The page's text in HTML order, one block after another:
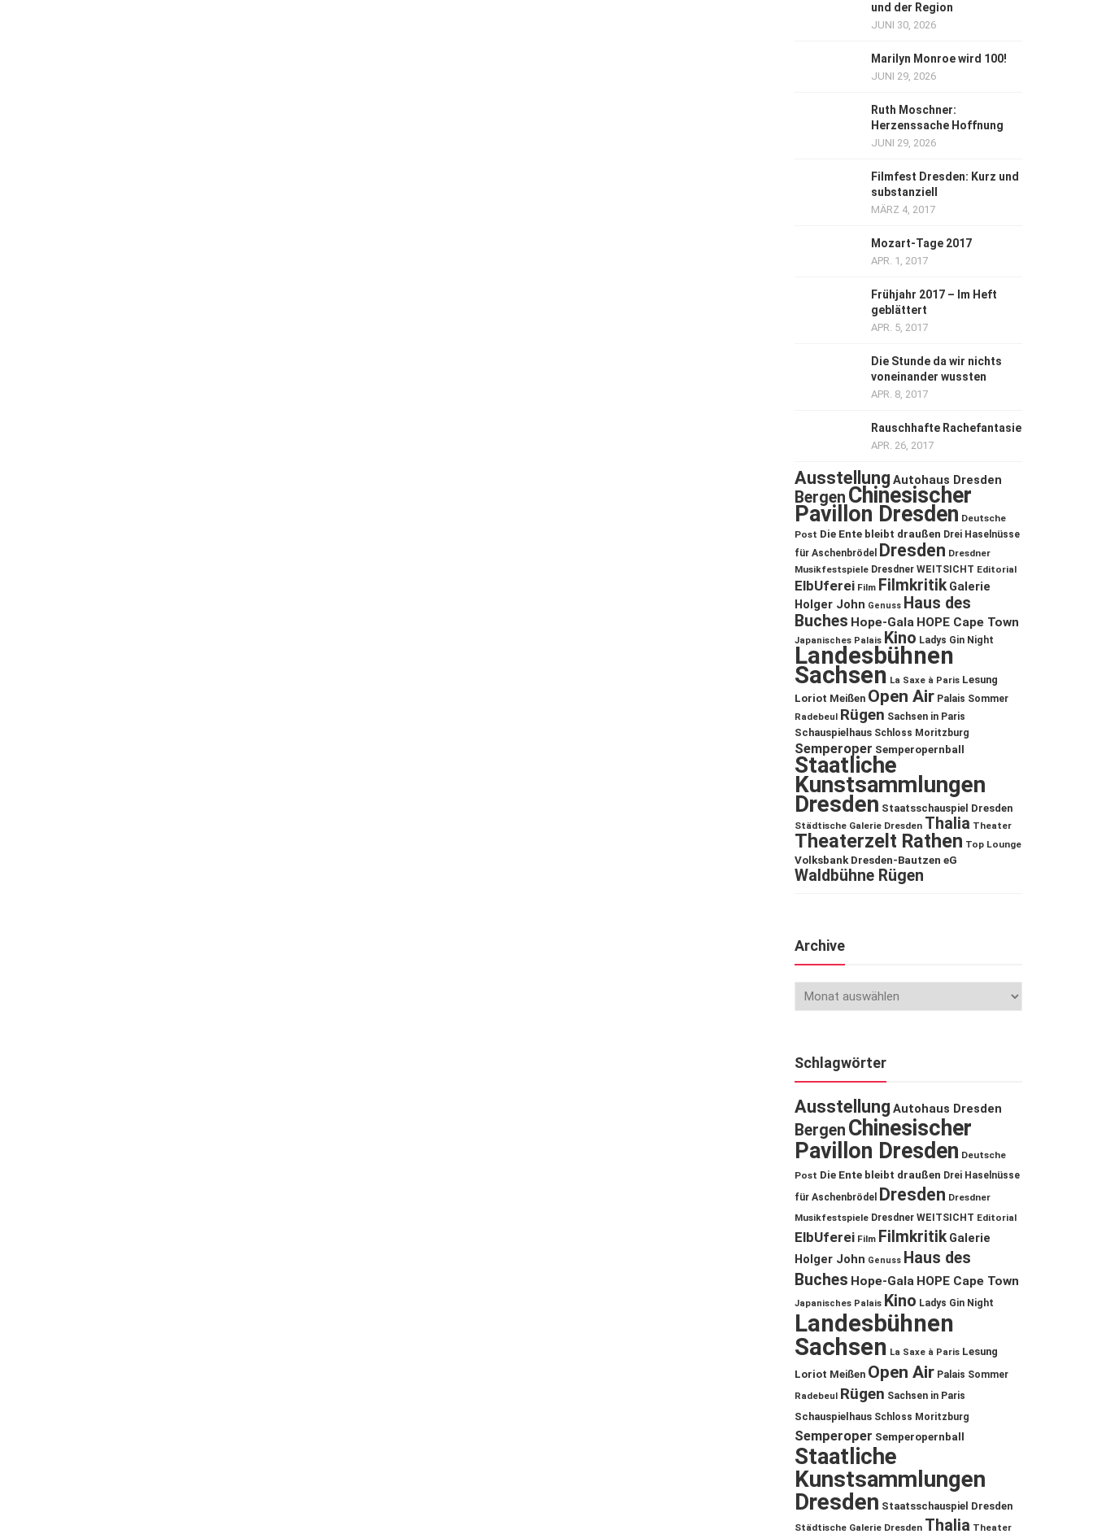
und der Region
JUNI 30, 2026
Marilyn Monroe wird 100!
JUNI 29, 2026
Ruth Moschner:
Herzenssache Hoffnung
JUNI 29, 2026
Filmfest Dresden: Kurz und
substanziell
MÄRZ 4, 2017
Mozart-Tage 2017
APR. 1, 2017
Frühjahr 2017 – Im Heft
geblättert
APR. 5, 2017
Die Stunde da wir nichts
voneinander wussten
APR. 8, 2017
Rauschhafte Rachefantasie
APR. 26, 2017
Ausstellung Autohaus Dresden
Bergen Chinesischer
Pavillon Dresden Deutsche
Post Die Ente bleibt draußen Drei Haselnüsse
für Aschenbrödel
Dresden Dresdner
Musikfestspiele Dresdner WEITSICHT Editorial
ElbUferei Film Filmkritik Galerie
Holger John Genuss Haus des
Buches Hope-Gala HOPE Cape Town
Japanisches Palais Kino Ladys Gin Night
Landesbühnen
Sachsen La Saxe à Paris Lesung
Loriot Meißen Open Air Palais Sommer
Radebeul Rügen Sachsen in Paris
Schauspielhaus Schloss Moritzburg
Semperoper Semperopernball
Staatliche
Kunstsammlungen
Dresden Staatsschauspiel Dresden
Städtische Galerie Dresden Thalia Theater
Theaterzelt Rathen Top Lounge
Volksbank Dresden-Bautzen eG
Waldbühne Rügen
Archive
Schlagwörter
Ausstellung Autohaus Dresden
Bergen Chinesischer
Pavillon Dresden Deutsche
Post Die Ente bleibt draußen Drei Haselnüsse
für Aschenbrödel
Dresden Dresdner
Musikfestspiele Dresdner WEITSICHT Editorial
ElbUferei Film Filmkritik Galerie
Holger John Genuss Haus des
Buches Hope-Gala HOPE Cape Town
Japanisches Palais Kino Ladys Gin Night
Landesbühnen
Sachsen La Saxe à Paris Lesung
Loriot Meißen Open Air Palais Sommer
Radebeul Rügen Sachsen in Paris
Schauspielhaus Schloss Moritzburg
Semperoper Semperopernball
Staatliche
Kunstsammlungen
Dresden Staatsschauspiel Dresden
Städtische Galerie Dresden Thalia Theater